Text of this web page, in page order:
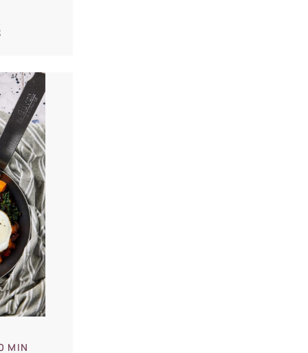
MIN